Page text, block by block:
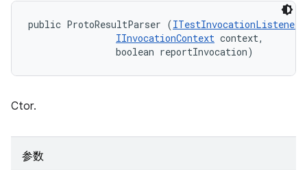
public ProtoResultParser (ITestInvocationListener
IInvocationContext context,
                boolean reportInvocation)
Ctor.
参数